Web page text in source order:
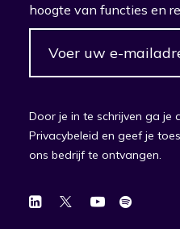
hoogte van functies en
Door je in te schrijven ga je
Privacybeleid en geef je
ons bedrijf te ontvangen.